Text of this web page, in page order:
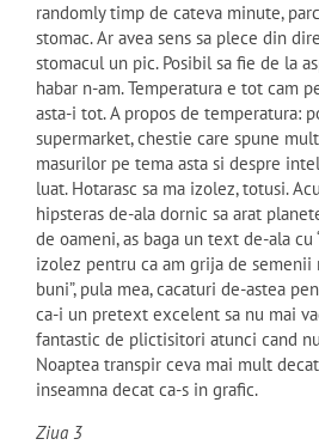
randomly timp de cateva minute,
stomac. Ar avea sens sa plece din
stomacul un pic. Posibil sa fie de la
habar n-am. Temperatura e tot cam
asta-i tot. A propos de temperatura:
supermarket, chestie care spune
masurilor pe tema asta si despre
luat. Hotarasc sa ma izolez, totusi.
hipsteras de-ala dornic sa arat
de oameni, as baga un text de-ala cu
izolez pentru ca am grija de semenii
buni”, pula mea, cacaturi de-astea
ca-i un pretext excelent sa nu mai
fantastic de plictisitori atunci cand
Noaptea transpir ceva mai mult
inseamna decat ca-s in grafic.
Ziua 3